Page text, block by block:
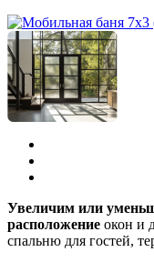
Увеличим или
расположение окон и
спальню для гостей,